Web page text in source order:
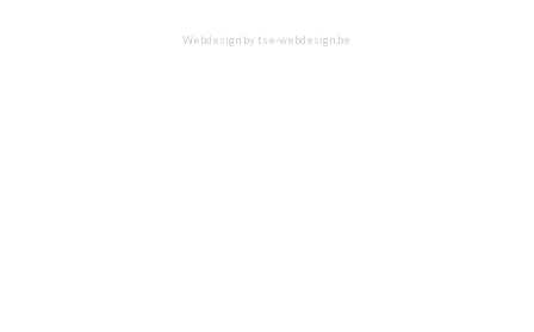
Webdesign by tse-webdesign.be